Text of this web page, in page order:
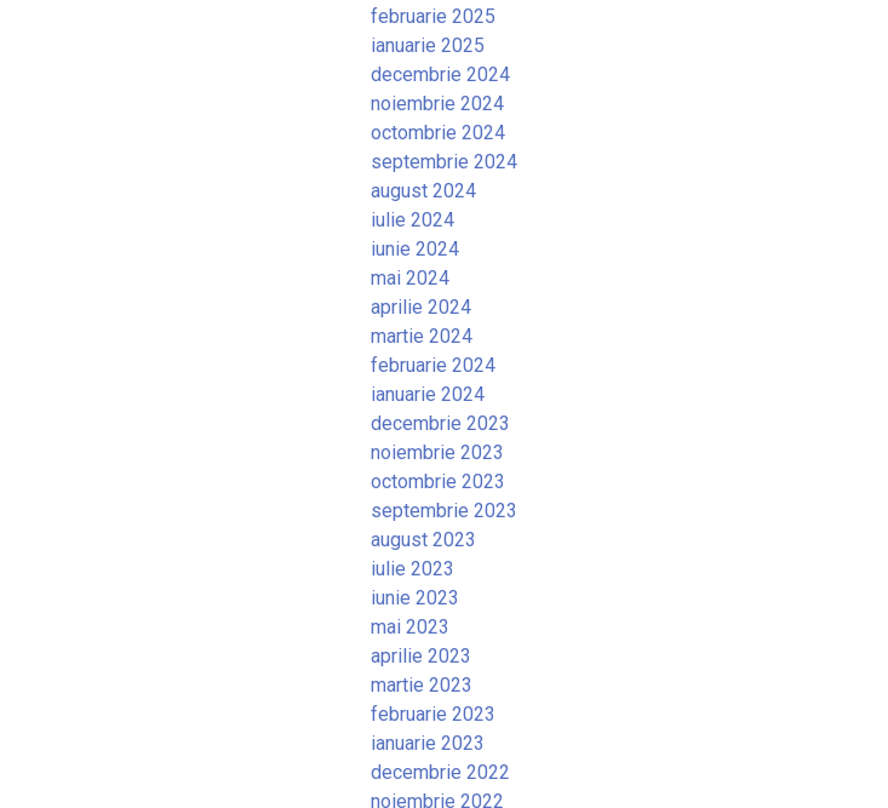
februarie 2025
ianuarie 2025
decembrie 2024
noiembrie 2024
octombrie 2024
septembrie 2024
august 2024
iulie 2024
iunie 2024
mai 2024
aprilie 2024
martie 2024
februarie 2024
ianuarie 2024
decembrie 2023
noiembrie 2023
octombrie 2023
septembrie 2023
august 2023
iulie 2023
iunie 2023
mai 2023
aprilie 2023
martie 2023
februarie 2023
ianuarie 2023
decembrie 2022
noiembrie 2022